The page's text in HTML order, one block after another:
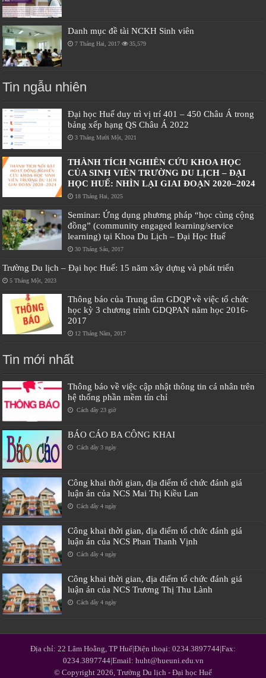
Danh mục đề tài NCKH Sinh viên
7 Tháng Hai, 2017 35,579
Tin ngẫu nhiên
Đại học Huế duy trì vị trí 401 – 450 Châu Á trong
bảng xếp hạng QS Châu Á 2022
3 Tháng Mười Một, 2021
THÀNH TÍCH NGHIÊN CỨU KHOA HỌC
CỦA SINH VIÊN TRƯỜNG DU LỊCH – ĐẠI
HỌC HUẾ: NHÌN LẠI GIAI ĐOẠN 2020–2024
18 Tháng Hai, 2025
Seminar: Ứng dụng phương pháp “học cùng cộng
đồng” (community engaged learning/service
learning) tại Khoa Du Lịch – Đại Học Huế
30 Tháng Sáu, 2017
Trường Du lịch – Đại học Huế: 15 năm xây dựng và phát triển
5 Tháng Một, 2023
Thông báo của Trung tâm GDQP về việc tổ chức
học kỳ 3 chương trình GDQPAN năm học 2016-
2017
12 Tháng Năm, 2017
Tin mới nhất
Thông báo về việc cập nhật thông tin cá nhân trên
hệ thống phần mềm tín chỉ
Cách đây 23 giờ
BÁO CÁO BA CÔNG KHAI
Cách đây 3 ngày
Công khai thời gian, địa điểm tổ chức đánh giá
luận án của NCS Mai Thị Kiều Lan
Cách đây 4 ngày
Công khai thời gian, địa điểm tổ chức đánh giá
luận án của NCS Phan Thanh Vịnh
Cách đây 4 ngày
Công khai thời gian, địa điểm tổ chức đánh giá
luận án của NCS Trương Thị Thu Lành
Cách đây 4 ngày
Địa chỉ: 22 Lâm Hoằng, TP Huế|Điện thoại: 0234.3897744|Fax:
0234.3897744|Email: huht@hueuni.edu.vn
© Copyright 2026, Trường Du lịch - Đại học Huế